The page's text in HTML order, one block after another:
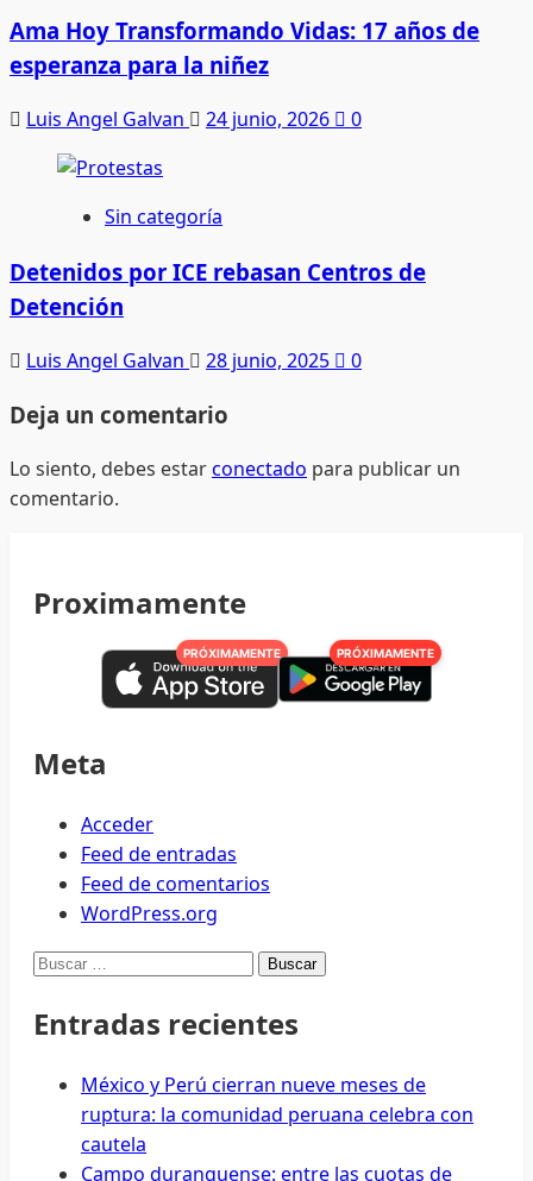
Ama Hoy Transformando Vidas: 17 años de
esperanza para la niñez
Luis Angel Galvan 24 junio, 2026 0
Sin categoría
Detenidos por ICE rebasan Centros de
Detención
Luis Angel Galvan 28 junio, 2025 0
Deja un comentario
Lo siento, debes estarconectado para publicar un
comentario.
Proximamente
PRÓXIMAMENTE PRÓXIMAMENTE
Meta
Acceder
Feed de entradas
Feed de comentarios
WordPress.org
Buscar:
Entradas recientes
México y Perú cierran nueve meses de
ruptura: la comunidad peruana celebra con
cautela
Campo duranguense: entre las cuotas de